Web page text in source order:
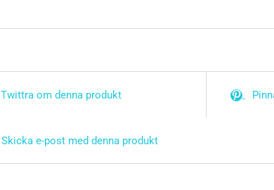
Twittra om denna produkt
Skicka e-post med denna produkt